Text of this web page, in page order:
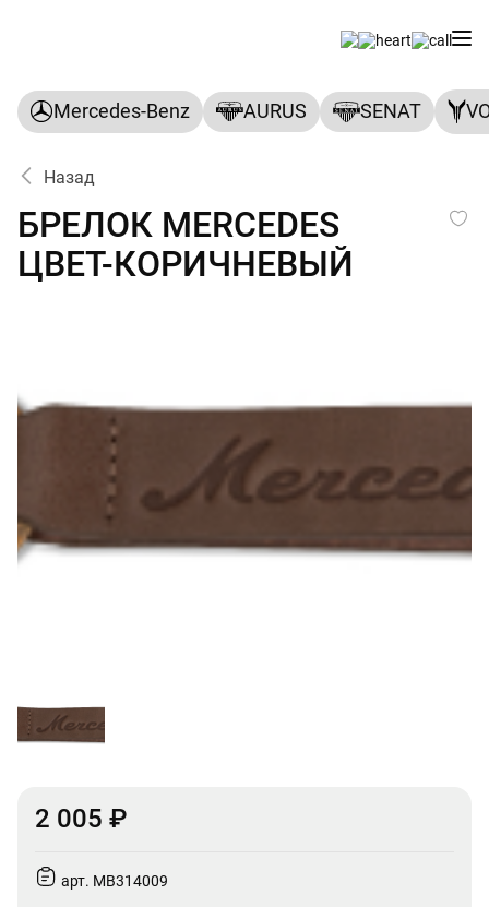
Mercedes-Benz AURUS SENAT
Назад
БРЕЛОК MERCEDES
БРЕЛОК MERCEDES
ЦВЕТ-КОРИЧНЕВЫЙ
2 005 ₽
арт. MB314009